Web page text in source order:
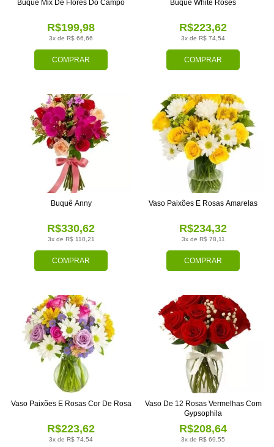
COMPRAR
3x de R$ 66,66
R$199,98
Buquê Mix De Flores Do Campo
COMPRAR
3x de R$ 74,54
R$223,62
Buquê White Roses
COMPRAR
3x de R$ 110,21
R$330,62
Buquê Anny
COMPRAR
3x de R$ 78,11
R$234,32
Vaso Paixões E Rosas Amarelas
3x de R$ 74,54
R$223,62
Vaso Paixões E Rosas Cor De Rosa
3x de R$ 69,55
R$208,64
Vaso De 12 Rosas Vermelhas Com
Gypsophila